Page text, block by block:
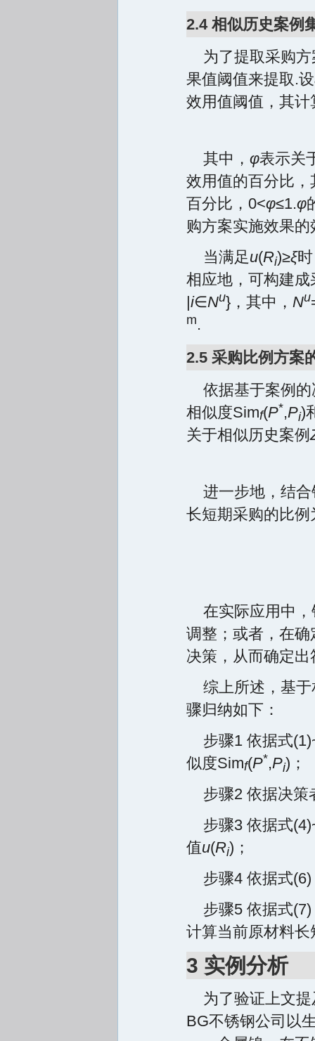
2.4 相似历史案例
为了提取采购
果值阈值来提取.设
效用值阈值，其计
其中， φ表示关
效用值的百分比
百分比，0<φ≤1.φ
购方案实施效果
当满足u(Ri)≥ξ
相应地，可构建
|i∈Nu}，其中， Nu
m.
2.5 采购比例方案
依据基于案例
相似度Simf(P*,Pi)
关于相似历史案例
进一步地，结
长短期采购的比例
在实际应用中
调整；或者，在
决策，从而确定
综上所述，基
骤归纳如下：
步骤1 依据式
似度Simf(P*,Pi)；
步骤2 依据决策
步骤3 依据式
值u(Ri)；
步骤4 依据式
步骤5 依据式
计算当前原材料
3 实例分析
为了验证上文
BG不锈钢公司以